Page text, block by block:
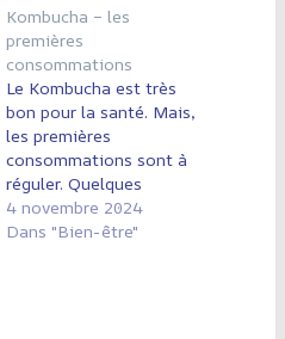
Kombucha – les
premières
consommations
Le Kombucha est très
bon pour la santé. Mais,
les premières
consommations sont à
réguler. Quelques
conseils Comme tout
changement
4 novembre 2024
Dans "Bien-être"